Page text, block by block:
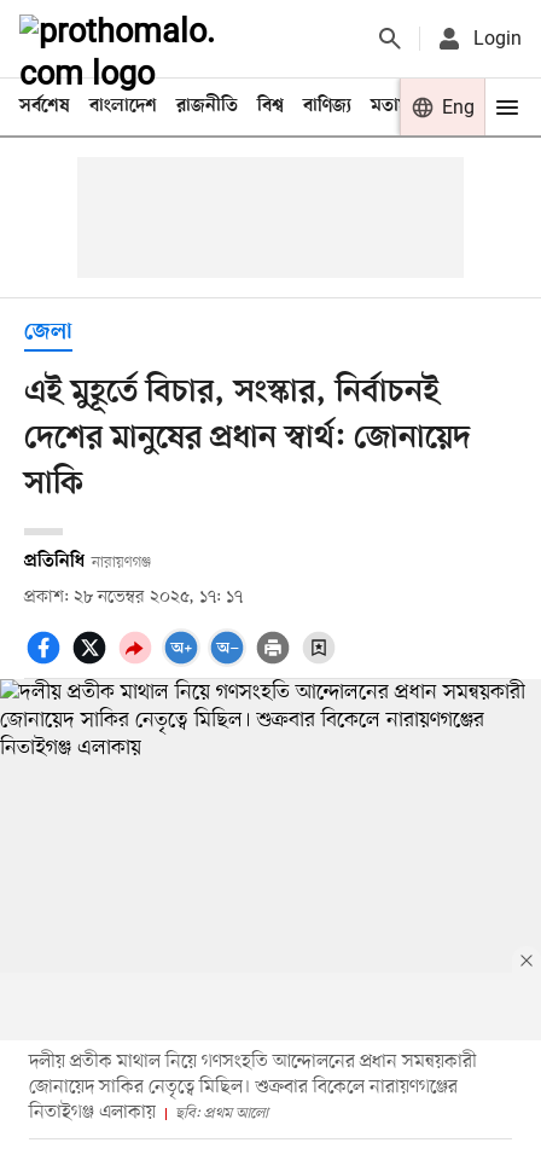
Login
সর্বশেষ বাংলাদেশ রাজনীতি বিশ্ব বাণিজ্য মতামত খেলা
Eng
জেলা
এই মুহূর্তে বিচার, সংস্কার, নির্বাচনই
দেশের মানুষের প্রধান স্বার্থ: জোনায়েদ
সাকি
প্রতিনিধি নারায়ণগঞ্জ
প্রকাশ: ২৮ নভেম্বর ২০২৫, ১৭: ১৭
দলীয় প্রতীক মাথাল নিয়ে গণসংহতি আন্দোলনের প্রধান সমন্বয়কারী
জোনায়েদ সাকির নেতৃত্বে মিছিল। শুক্রবার বিকেলে নারায়ণগঞ্জের
নিতাইগঞ্জ এলাকায়
ছবি: প্রথম আলো